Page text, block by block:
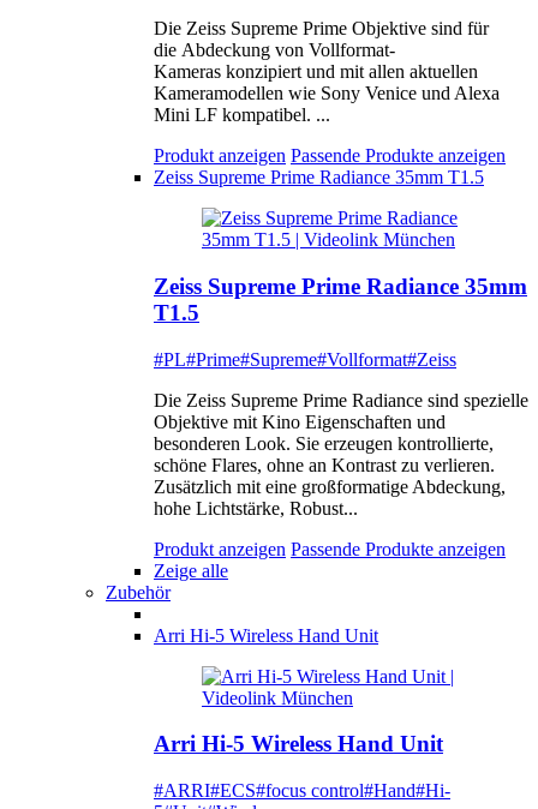
Die Zeiss Supreme Prime Objektive sind für
die Abdeckung von Vollformat-
Kameras konzipiert und mit allen aktuellen
Kameramodellen wie Sony Venice und Alexa
Mini LF kompatibel. ...
Produkt anzeigen Passende Produkte anzeigen
Zeiss Supreme Prime Radiance 35mm T1.5
Zeiss Supreme Prime Radiance 35mm
T1.5
#PL#Prime#Supreme#Vollformat#Zeiss
Die Zeiss Supreme Prime Radiance sind spezielle
Objektive mit Kino Eigenschaften und
besonderen Look. Sie erzeugen kontrollierte,
schöne Flares, ohne an Kontrast zu verlieren.
Zusätzlich mit eine großformatige Abdeckung,
hohe Lichtstärke, Robust...
Produkt anzeigen Passende Produkte anzeigen
Zeige alle
Zubehör
Arri Hi-5 Wireless Hand Unit
Arri Hi-5 Wireless Hand Unit
#ARRI#ECS#focus control#Hand#Hi-